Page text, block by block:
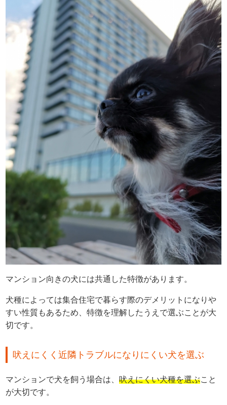
マンション向きの犬には共通した特徴があります。
犬種によっては集合住宅で暮らす際のデメリットになりや
すい性質もあるため、特徴を理解したうえで選ぶことが大
切です。
吠えにくく近隣トラブルになりにくい犬を選ぶ
マンションで犬を飼う場合は、吠えにくい犬種を選ぶこと
が大切です。